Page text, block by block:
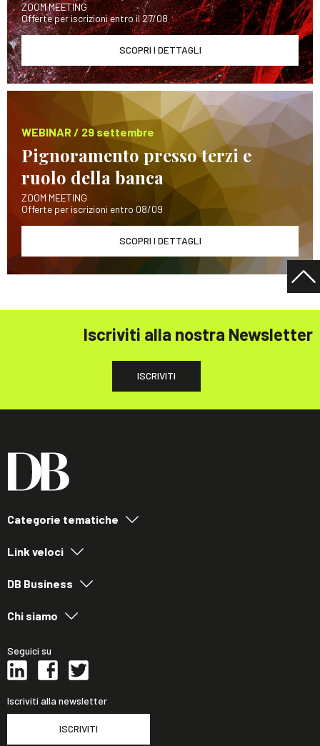
ZOOM MEETING
Offerte per iscrizioni entro il 27/08
SCOPRI I DETTAGLI
WEBINAR / 29 settembre
Pignoramento presso terzi e
ruolo della banca
ZOOM MEETING
Offerte per iscrizioni entro 08/09
SCOPRI I DETTAGLI
Iscriviti alla nostra Newsletter
ISCRIVITI
Categorie tematiche
Link veloci
DB Business
Chi siamo
Seguici su
Iscriviti alla newsletter
ISCRIVITI